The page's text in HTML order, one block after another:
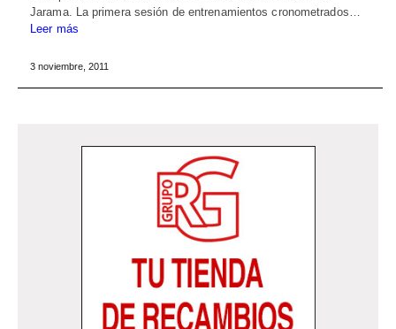
Jarama. La primera sesión de entrenamientos cronometrados…
Leer más
3 noviembre, 2011